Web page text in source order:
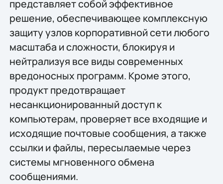
представляет собой эффективное
решение, обеспечивающее комплексную
защиту узлов корпоративной сети любого
масштаба и сложности, блокируя и
нейтрализуя все виды современных
вредоносных программ. Кроме этого,
продукт предотвращает
несанкционированный доступ к
компьютерам, проверяет все входящие и
исходящие почтовые сообщения, а также
ссылки и файлы, пересылаемые через
системы мгновенного обмена
сообщениями.